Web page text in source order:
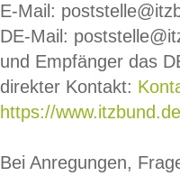
E-Mail:
DE-Mail:
und Empfänger das
direkter Kontakt:
https://
Bei Anregungen,